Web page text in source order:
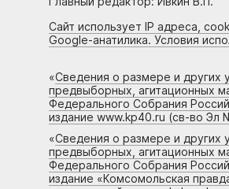
Сайт использует IP адреса,
Google-анатилика. Условия
«Сведения о размере и других
предвыборных, агитационных
Федерального Собрания
издание www.kp40.ru (св-во
«Сведения о размере и других
предвыборных, агитационных
Федерального Собрания
издание «Комсомольская